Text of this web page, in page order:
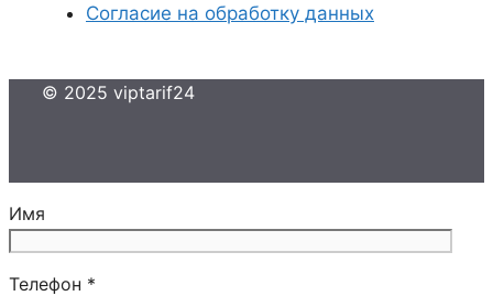
Согласие на обработку данных
© 2025 viptarif24
Имя
Телефон *